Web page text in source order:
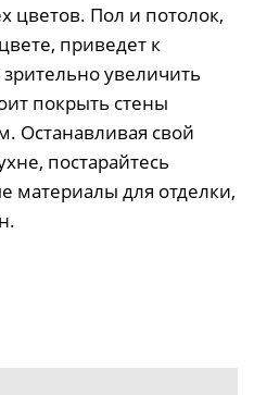
цветов. Пол и потолок,
приведет к
увеличить
покрыть стены
Останавливая свой
постарайтесь
материалы для отделки,